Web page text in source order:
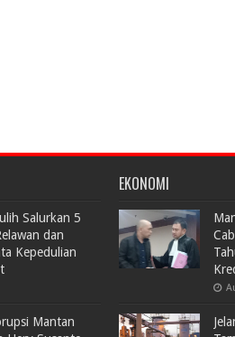
Salurkan 5
dan
Kepedulian
Mantan
EKONOMI